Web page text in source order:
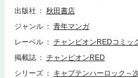
出版社
秋田書店
ジャンル
青年マンガ
レーベル
チャンピオンREDコミッ
掲載誌
チャンピオンRED
シリーズ
キャプテンハーロック～